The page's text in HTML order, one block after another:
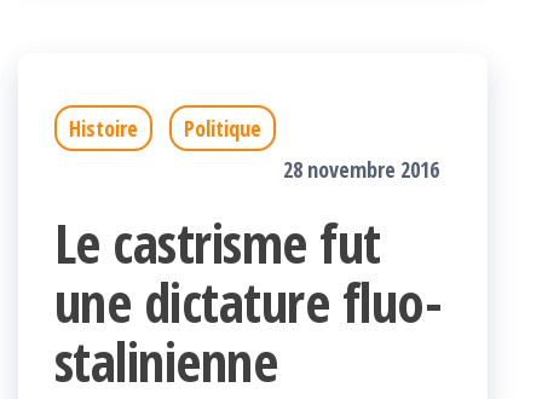
Histoire
Politique
28 novembre 2016
Le castrisme fut
une dictature fluo-
stalinienne